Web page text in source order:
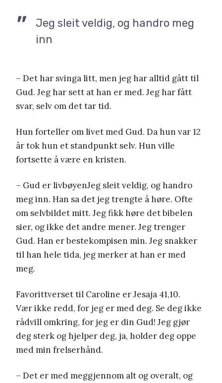
Jeg sleit veldig, og handro meg
inn
– Det har svinga litt, men jeg har alltid gått til
Gud. Jeg har sett at han er med. Jeg har fått
svar, selv om det tar tid.
Hun forteller om livet med Gud. Da hun var 12
år tok hun et standpunkt selv. Hun ville
fortsette å være en kristen.
– Gud er livbøyenJeg sleit veldig, og handro
meg inn. Han sa det jeg trengte å høre. Ofte
om selvbildet mitt. Jeg fikk høre det bibelen
sier, og ikke det andre mener. Jeg trenger
Gud. Han er bestekompisen min. Jeg snakker
til han hele tida, jeg merker at han er med
meg.
Favorittverset til Caroline er Jesaja 41,10.
Vær ikke redd, for jeg er med deg. Se deg ikke
rådvill omkring, for jeg er din Gud! Jeg gjør
deg sterk og hjelper deg, ja, holder deg oppe
med min frelserhånd.
– Det er med meggjennom alt og overalt, og